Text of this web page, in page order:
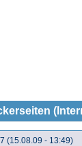
(15.08.09 - 13:49)